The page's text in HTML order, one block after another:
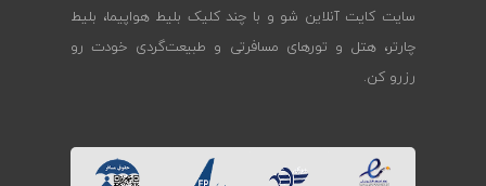
سایت کایت آنلاین شو و با چند کلیک بلیط هواپیما، بلیط
چارتر، هتل و تورهای مسافرتی و طبیعت‌گردی خودت رو
رزرو کن.